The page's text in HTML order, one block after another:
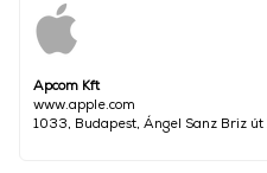
Apcom Kft
www.apple.com
1033, Budapest, Ángel Sanz Briz út